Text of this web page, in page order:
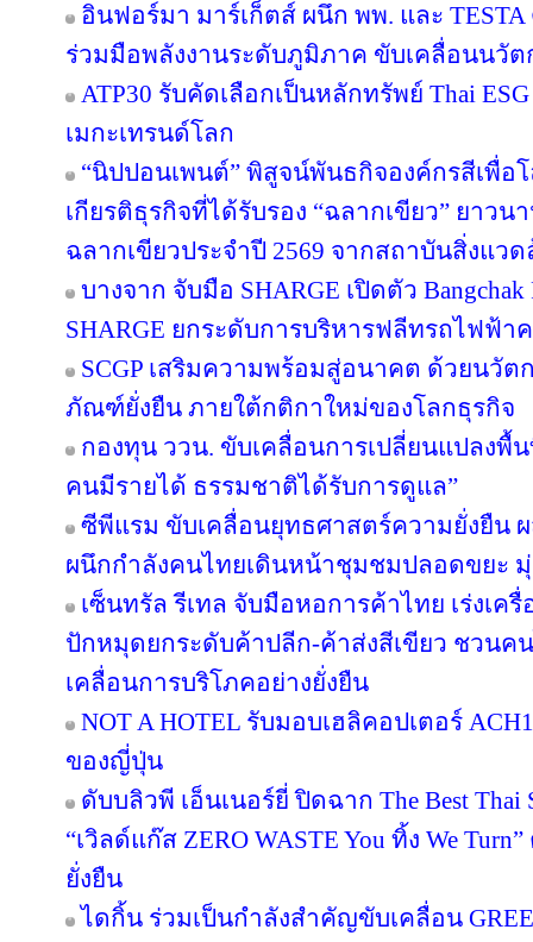
อินฟอร์มา มาร์เก็ตส์ ผนึก พพ. และ TESTA
ร่วมมือพลังงานระดับภูมิภาค ขับเคลื่อนนวัต
ATP30 รับคัดเลือกเป็นหลักทรัพย์ Thai ESG
เมกะเทรนด์โลก
“นิปปอนเพนต์” พิสูจน์พันธกิจองค์กรสีเพื่อ
เกียรติธุรกิจที่ได้รับรอง “ฉลากเขียว” ยาวน
ฉลากเขียวประจำปี 2569 จากสถาบันสิ่งแว
บางจาก จับมือ SHARGE เปิดตัว Bangchak
SHARGE ยกระดับการบริหารฟลีทรถไฟฟ้า
SCGP เสริมความพร้อมสู่อนาคต ด้วยนวั
ภัณฑ์ยั่งยืน ภายใต้กติกาใหม่ของโลกธุรกิจ
กองทุน ววน. ขับเคลื่อนการเปลี่ยนแปลงพื้
คนมีรายได้ ธรรมชาติได้รับการดูแล”
ซีพีแรม ขับเคลื่อนยุทธศาสตร์ความยั่งยืน ผ
ผนึกกำลังคนไทยเดินหน้าชุมชมปลอดขยะ มุ่
เซ็นทรัล รีเทล จับมือหอการค้าไทย เร่งเครื่
ปักหมุดยกระดับค้าปลีก-ค้าส่งสีเขียว ชวน
เคลื่อนการบริโภคอย่างยั่งยืน
NOT A HOTEL รับมอบเฮลิคอปเตอร์
ของญี่ปุ่น
ดับบลิวพี เอ็นเนอร์ยี่ ปิดฉาก The Best Thai
“เวิลด์แก๊ส ZERO WASTE You ทิ้ง We
ยั่งยืน
ไดกิ้น ร่วมเป็นกำลังสำคัญขับเคลื่อน